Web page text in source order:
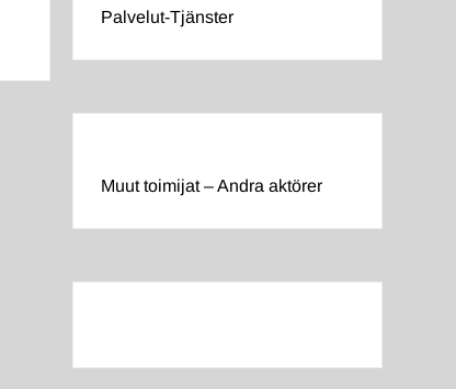
Palvelut-Tjänster
Muut toimijat – Andra aktörer